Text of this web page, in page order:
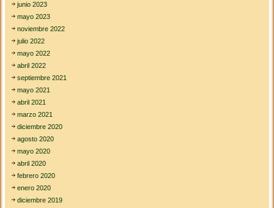
junio 2023
mayo 2023
noviembre 2022
julio 2022
mayo 2022
abril 2022
septiembre 2021
mayo 2021
abril 2021
marzo 2021
diciembre 2020
agosto 2020
mayo 2020
abril 2020
febrero 2020
enero 2020
diciembre 2019